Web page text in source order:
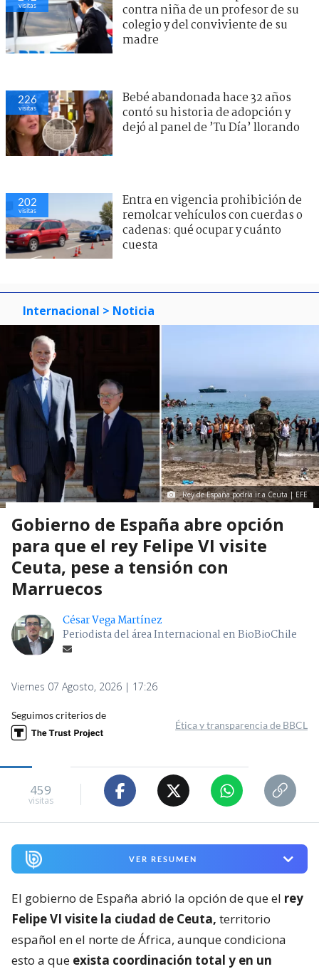
visitas
contra niña de un profesor de su
colegio y del conviviente de su
madre
226
visitas
Bebé abandonada hace 32 años
contó su historia de adopción y
dejó al panel de ’Tu Día’ llorando
202
visitas
Entra en vigencia prohibición de
remolcar vehículos con cuerdas o
cadenas: qué ocupar y cuánto
cuesta
Internacional > Noticia
Rey de España podría ir a Ceuta | EFE
Gobierno de España abre opción
para que el rey Felipe VI visite
Ceuta, pese a tensión con
Marruecos
César Vega Martínez
Periodista del área Internacional en BioBioChile
Viernes 07 Agosto, 2026 | 17:26
Seguimos criterios de
Ética y transparencia de BBCL
459
visitas
VER RESUMEN
El gobierno de España abrió la opción de que el rey
Felipe VI visite la ciudad de Ceuta, territorio
español en el norte de África, aunque condiciona
esto a que exista coordinación total y en un